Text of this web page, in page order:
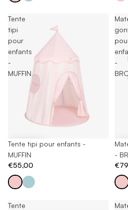
Tente
tipi
pour
enfants
-
MUFFIN
Tente tipi pour enfants -
MUFFIN
€55,00
-
-
Tente